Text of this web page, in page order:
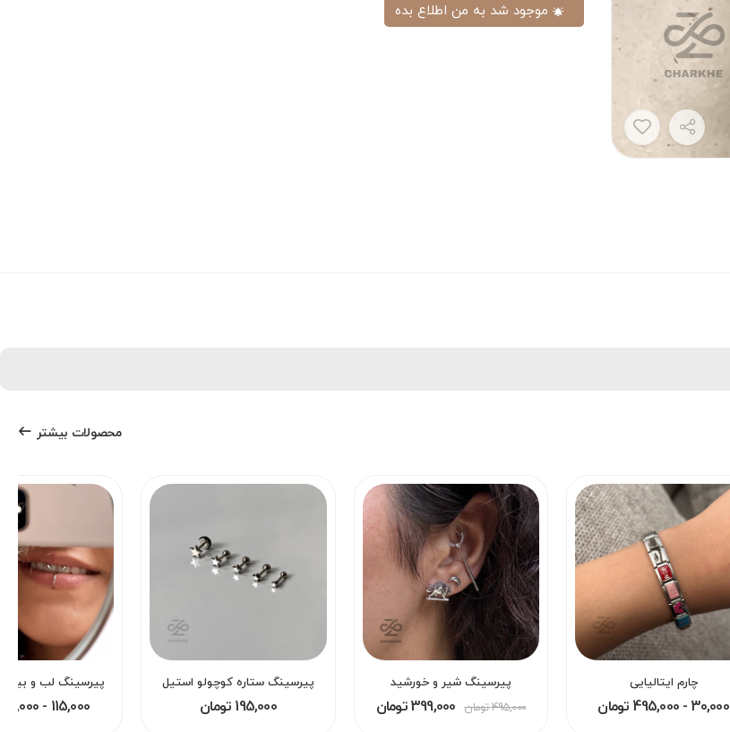
موجود شد به من اطلاع بده
محصولات بیشتر
چارم ایتالیایی
30,000 - 495,000 تومان
پیرسینگ شیر و خورشید
399,000 تومان 495,000 تومان
پیرسینگ ستاره کوچولو استیل
195,000 تومان 115,000 - 195,000 تومان